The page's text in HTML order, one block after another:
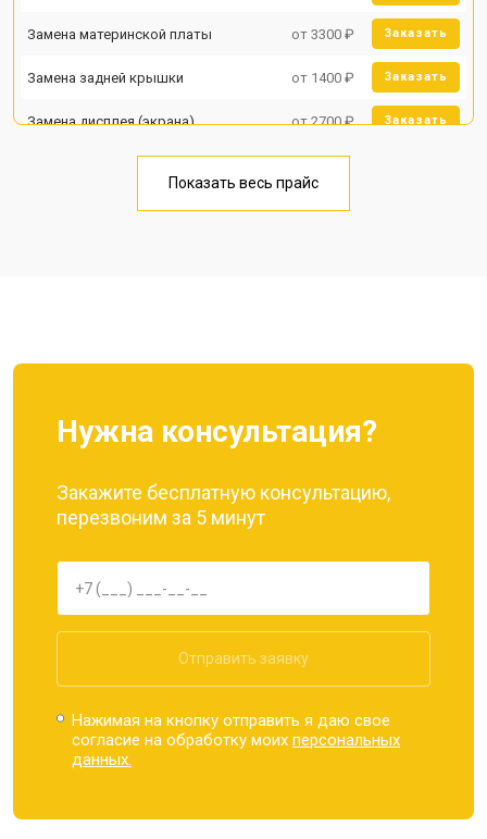
Замена материнской платы от 3300 ₽ Заказать
Замена задней крышки от 1400 ₽ Заказать
Замена дисплея (экрана) от 2700 ₽ Заказать
Замена кнопки включения от 1750 ₽
Показать весь прайс
Нужна консультация?
Закажите бесплатную консультацию,
перезвоним за 5 минут
Отправить заявку
Нажимая на кнопку отправить я даю свое
согласие на обработку моихперсональных
данных.